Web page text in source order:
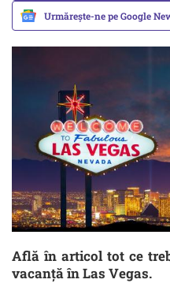
Urmărește-ne pe Google
Află în articol tot ce
vacanță în Las Vegas.